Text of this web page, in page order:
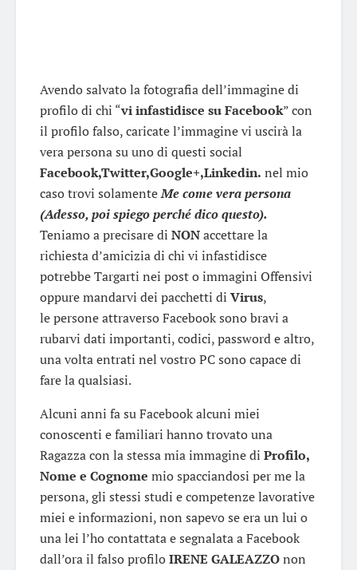
Avendo salvato la fotografia dell’immagine di
profilo di chi “vi infastidisce suFacebook” con
il profilo falso, caricate l’immagine vi uscirà la
vera persona su uno di questi social
Facebook,Twitter,Google+,Linkedin. nel mio
caso trovi solamenteMe come vera persona
(Adesso, poi spiego perché dico questo).
Teniamo a precisare di NONaccettare la
richiesta d’amicizia di chi vi infastidisce
potrebbe Targarti nei post o immagini Offensivi
oppure mandarvi dei pacchetti di Virus,
le persone attraversoFacebooksono bravi a
rubarvi dati importanti, codici, password e altro,
una volta entrati nel vostro PC sono capace di
fare la qualsiasi.
Alcuni anni fa suFacebookalcuni miei
conoscenti e familiari hanno trovato una
Ragazza con la stessa mia immagine di Profilo,
Nome e Cognome mio spacciandosi per me la
persona, gli stessi studi e competenze lavorative
miei e informazioni, non sapevo se era un lui o
una lei l’ho contattata e segnalata aFacebook
dall’ora il falso profiloIRENE GALEAZZOnon